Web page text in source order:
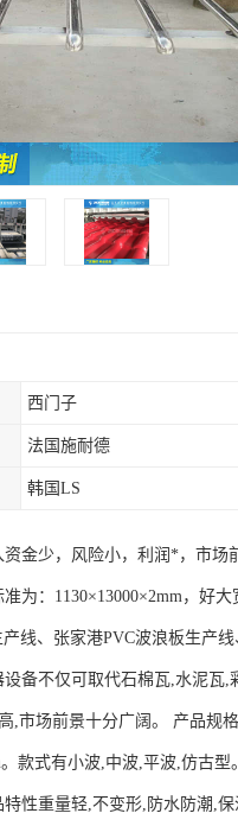
西门子
法国施耐德
韩国LS
金少，风险小，利润*，市场
为：1130×13000×2mm，好
线、张家港PVC波浪板生产
设备不仅可取代石棉瓦,水泥瓦
,市场前景十分广阔。 产品规
款式有小波,中波,平波,仿古
性重量轻,不变形,防水防潮,